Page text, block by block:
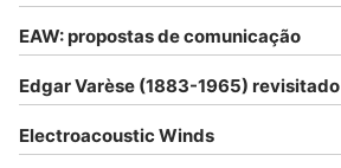
EAW: propostas de comunicação
Edgar Varèse (1883-1965) revisitado
Electroacoustic Winds